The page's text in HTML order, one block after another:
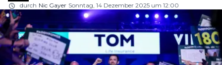
durch Nic Gayer Sonntag, 14 Dezember 2025 um 12:00